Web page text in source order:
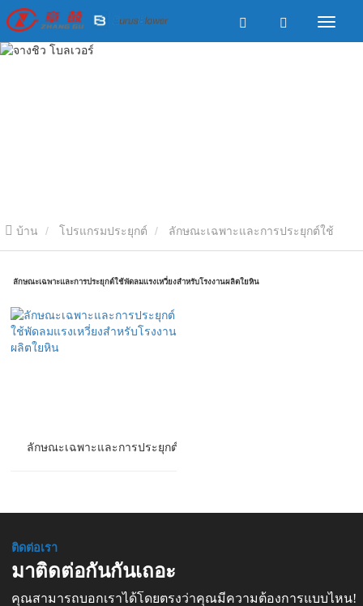
บ้าน โปรแกรมประยุกต์
ลักษณะเฉพาะและการประยุกต์ใช้พัดลมแรงเหวี่ยงสำหรับโรงงานผลิตใยหิน
ลักษณะเฉพาะและการประยุกต์ใช้พัดลมแรงเหวี่ยงสำหรับโรงงานผลิ
ติดต่อเรา
มาติดต่อกันกันเถอะ
คุณสามารถบอกเราได้โดยตรงว่าคุณมีความต้องการแบบไหน!